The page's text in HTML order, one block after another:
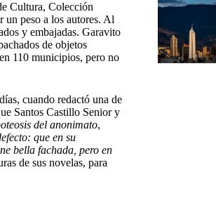
Cultura, Colección
un peso a los autores. Al
y embajadas. Garavito
de objetos
110 municipios, pero no
cuando redactó una de
Santos Castillo Senior y
del anonimato,
que en su
bella fachada, pero en
de sus novelas, para